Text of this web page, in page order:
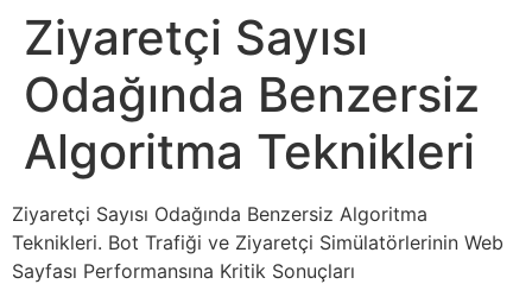
Ziyaretçi Sayısı
Odağında Benzersiz
Algoritma Teknikleri
Ziyaretçi Sayısı Odağında Benzersiz Algoritma
Teknikleri. Bot Trafiği ve Ziyaretçi Simülatörlerinin Web
Sayfası Performansına Kritik Sonuçları